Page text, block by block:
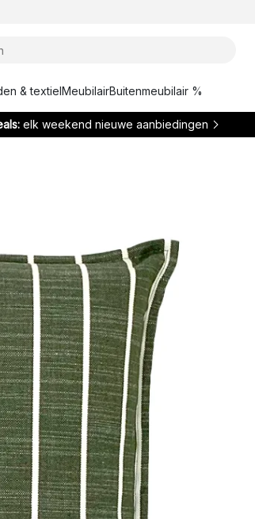
& textielMeubilairBuitenmeubilair %
elk weekend nieuwe aanbiedingen